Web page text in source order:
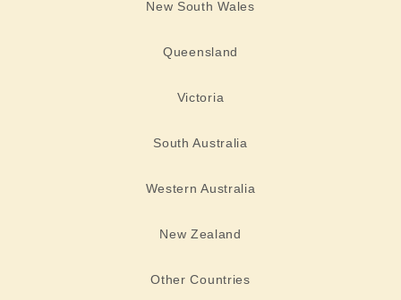
New South Wales
Queensland
Victoria
South Australia
Western Australia
New Zealand
Other Countries